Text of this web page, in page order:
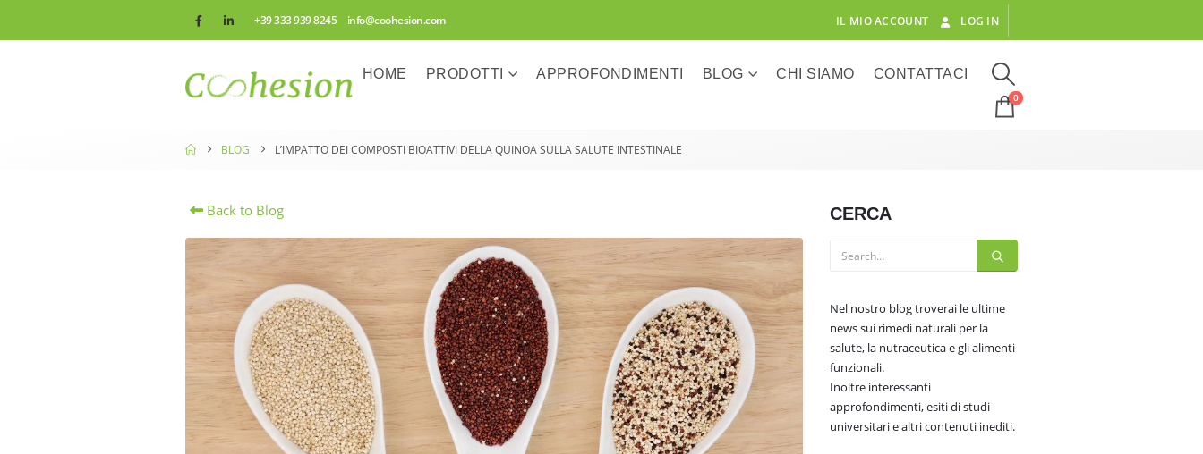
+39 333 939 8245 info@coohesion.com IL MIO ACCOUNT LOG IN
HOME PRODOTTI APPROFONDIMENTI BLOG CHI SIAMO CONTATTACI
0
BLOG L’IMPATTO DEI COMPOSTI BIOATTIVI DELLA QUINOA SULLA SALUTE INTESTINALE
Back to Blog CERCA
Nel nostro blog troverai le ultime
news sui rimedi naturali per la
salute, la nutraceutica e gli alimenti
funzionali.
Inoltre interessanti
approfondimenti, esiti di studi
universitari e altri contenuti inediti.